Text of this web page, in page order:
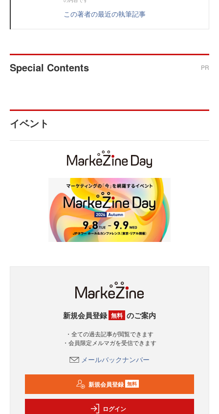
この著者の最近の執筆記事
Special Contents PR
イベント
新規会員登録 無料 のご案内
・全ての過去記事が閲覧できます
・会員限定メルマガを受信できます
メールバックナンバー
新規会員登録 無料
ログイン